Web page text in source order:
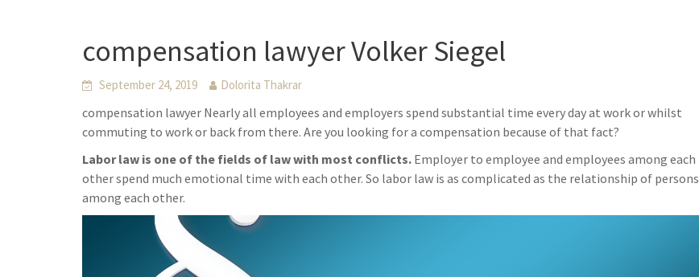
compensation lawyer Volker Siegel
September 24, 2019 Dolorita Thakrar
compensation lawyer Nearly all employees and employers spend substantial time every day at work or whilst
commuting to work or back from there. Are you looking for a compensation because of that fact?
Labor law is one of the fields of law with most conflicts. Employer to employee and employees among each
other spend much emotional time with each other. So labor law is as complicated as the relationship of persons
among each other.